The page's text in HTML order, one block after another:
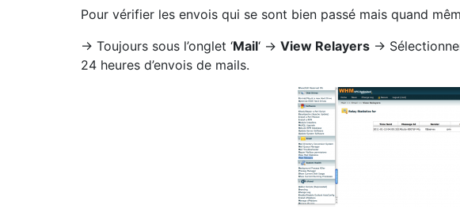
Pour vérifier les envois qui se sont bien passé mais quand
-> Toujours sous l’onglet ‘Mail‘ -> View Relayers ->
24 heures d’envois de mails.